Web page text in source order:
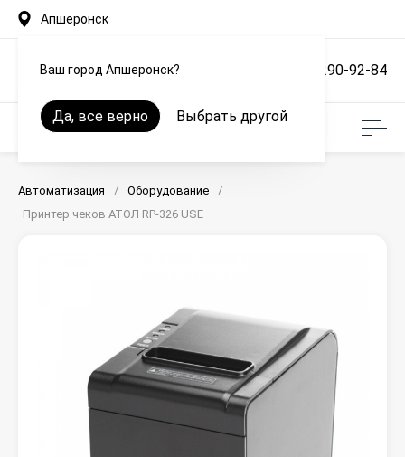
Апшеронск
Ваш город Апшеронск?
Да, все верно Выбрать другой
+7 (861) 290-92-84
Автоматизация / Оборудование
/
Принтер чеков АТОЛ RP-326 USE